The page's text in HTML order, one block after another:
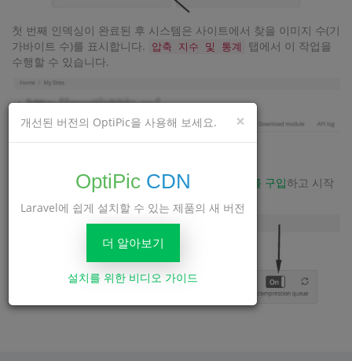
첫 번째 인덱싱이 완료된 후 시스템은 사이트에서 찾을 이미지 수(기
가바이트 수)를 표시합니다.
압축 지수 및 통계
탭에서 이 작업을
수행할 수 있습니다.
이제 사이트에 이미지 수가 있으면필요한 패키지를 구입하고 시작
×
개선된 버전의 OptiPic을 사용해 보세요.
OptiPic CDN
Laravel에 쉽게 설치할 수 있는 제품의 새 버전
더 알아보기
설치를 위한 비디오 가이드